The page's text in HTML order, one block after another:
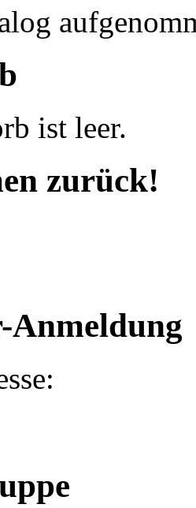
ist leer.
zurück!
Anmeldung